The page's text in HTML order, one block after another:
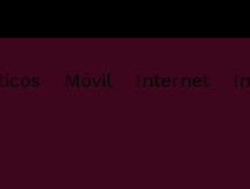
Móvil Internet